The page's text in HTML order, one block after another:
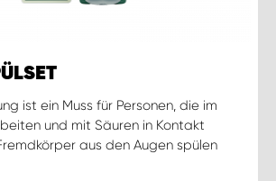
ist ein Muss für Personen, die im
und mit Säuren in Kontakt
aus den Augen spülen